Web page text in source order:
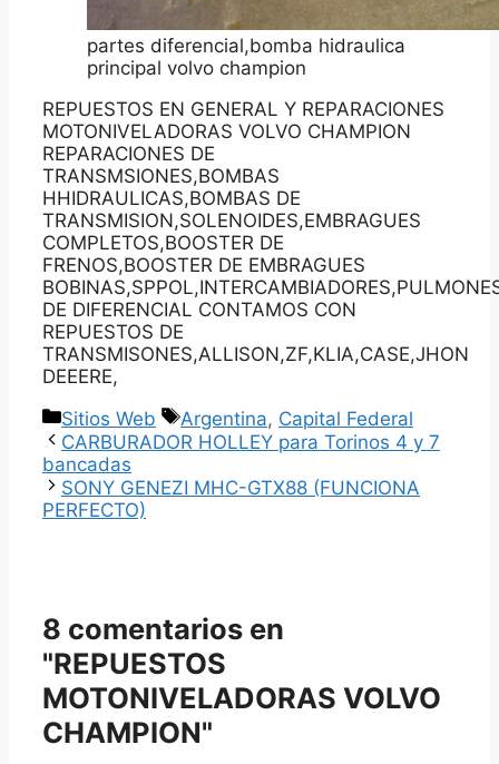
partes diferencial,bomba hidraulica
principal volvo champion
REPUESTOS EN GENERAL Y REPARACIONES
MOTONIVELADORAS VOLVO CHAMPION
REPARACIONES DE
TRANSMSIONES,BOMBAS
HHIDRAULICAS,BOMBAS DE
TRANSMISION,SOLENOIDES,EMBRAGUES
COMPLETOS,BOOSTER DE
FRENOS,BOOSTER DE EMBRAGUES
DE DIFERENCIAL CONTAMOS CON
REPUESTOS DE
TRANSMISONES,ALLISON,ZF,KLIA,CASE,JHON
DEEERE,
Categorías
Sitios Web Etiquetas
Argentina, Capital Federal
CARBURADOR HOLLEY para Torinos 4 y 7
bancadas
SONY GENEZI MHC-GTX88 (FUNCIONA
PERFECTO)
8 comentarios en
"REPUESTOS
MOTONIVELADORAS VOLVO
CHAMPION"